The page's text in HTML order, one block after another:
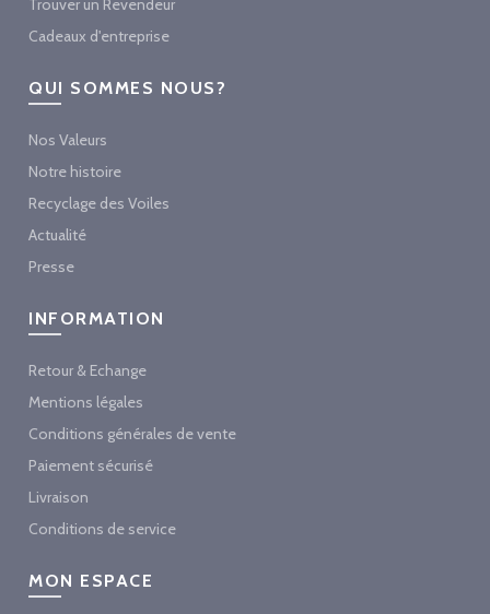
Trouver un Revendeur
Cadeaux d'entreprise
QUI SOMMES NOUS?
Nos Valeurs
Notre histoire
Recyclage des Voiles
Actualité
Presse
INFORMATION
Retour & Echange
Mentions légales
Conditions générales de vente
Paiement sécurisé
Livraison
Conditions de service
MON ESPACE